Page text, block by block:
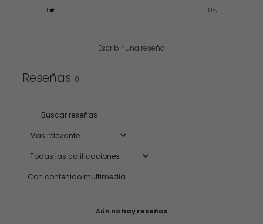
1
0%
Escribir una reseña
Reseñas 0
Con contenido multimedia
Aún no hay reseñas